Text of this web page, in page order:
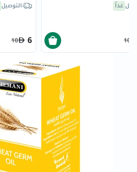
التوصيل
6
10
غداً
10